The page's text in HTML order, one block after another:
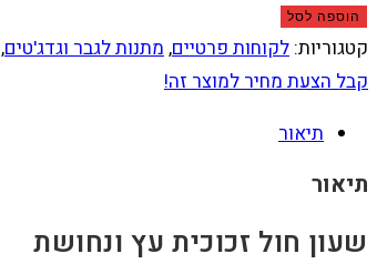
הוספה לסל
קטגוריות: לקוחות פרטיים,מתנות לגבר וגדג'טים,
קבל הצעת מחיר למוצר זה!
תיאור
תיאור
שעון חול זכוכית עץ ונחושת